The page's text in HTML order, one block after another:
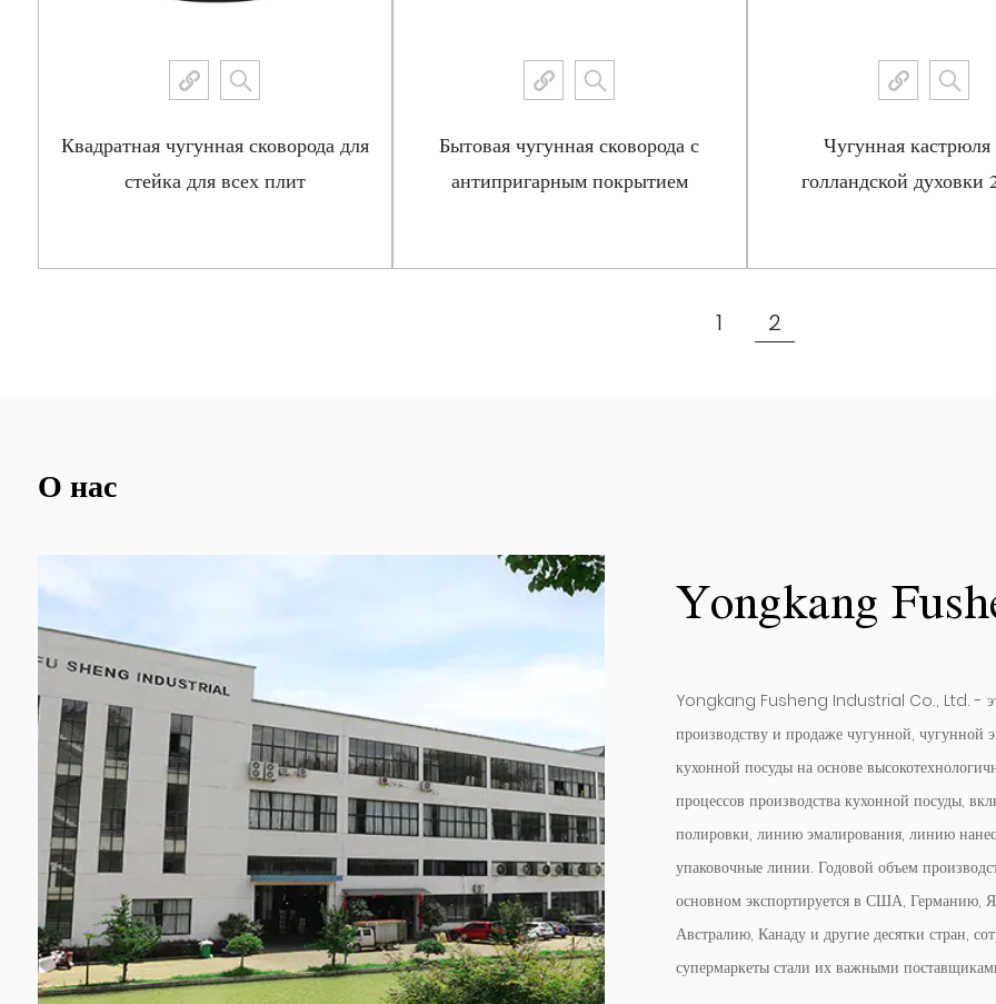
Квадратная чугунная сковорода для
стейка для всех плит
Бытовая чугунная сковорода с
антипригарным покрытием
Чугунная кастрюля
голландской духовки
1 2
О нас
Yongkang
Yongkang Fusheng Industrial Co., Ltd. - это
производству и продаже чугунной,
кухонной посуды на основе
процессов производства кухонной посуды,
полировки, линию эмалирования, линию
упаковочные линии. Годовой объем
основном экспортируется в США,
Австралию, Канаду и другие десятки стран,
супермаркеты стали их важными